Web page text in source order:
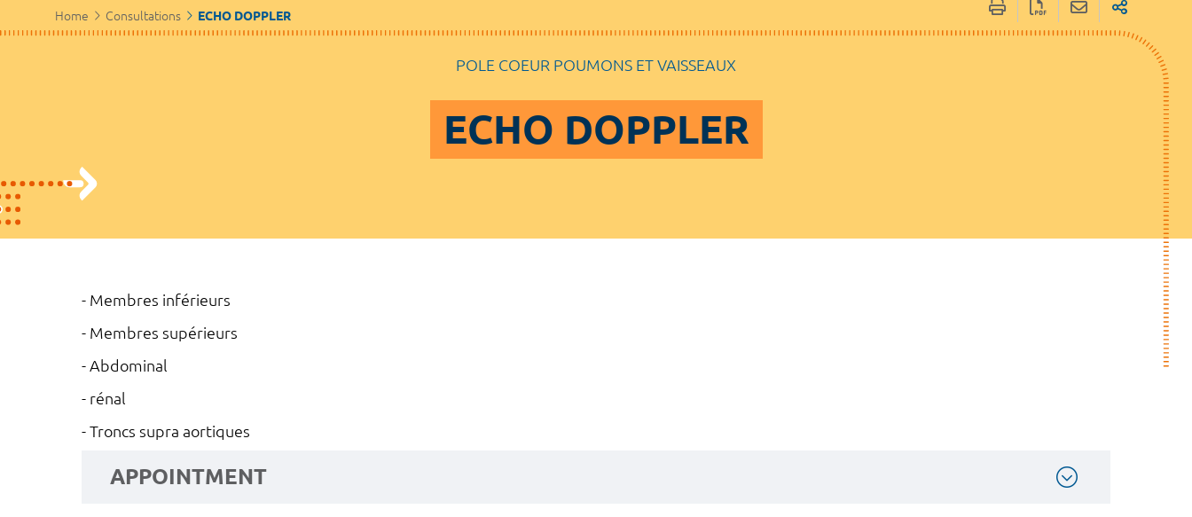
Home Consultations ECHO DOPPLER
POLE COEUR POUMONS ET VAISSEAUX
ECHO DOPPLER
- Membres inférieurs
- Membres supérieurs
- Abdominal
- rénal
- Troncs supra aortiques
APPOINTMENT